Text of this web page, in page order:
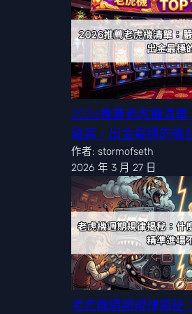
2026推薦老虎機清單
最高、出金最穩的機
作者: stormofseth
2026 年 3 月 27 日
老虎機週期規律揭秘